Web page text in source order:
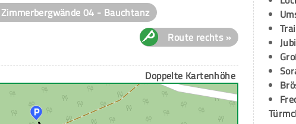
Zimmerbergwände 04 - Bauchtanz
Route rechts »
Doppelte Kartenhöhe